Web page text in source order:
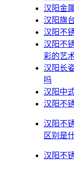
汉阳金
汉阳旗
汉阳不
汉阳不
彩的艺
汉阳​长
吗
汉阳中
汉阳不
汉阳不
区别是
汉阳不